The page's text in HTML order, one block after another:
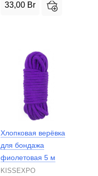
33,00 Br
Хлопковая верёвка
для бондажа
фиолетовая 5 м
KISSEXPO